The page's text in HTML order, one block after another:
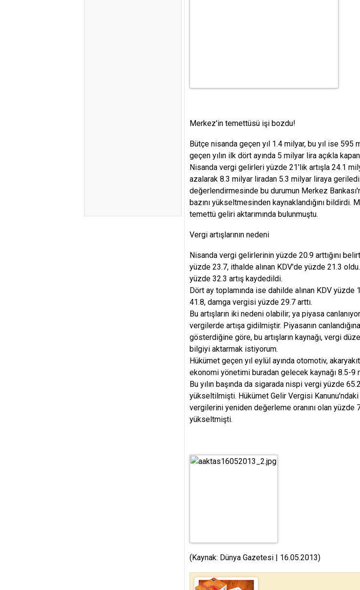
Merkez'in temettüsü işi bozdu!
Bütçe nisanda geçen yıl 1.4 milyar, bu yıl ise
geçen yılın ilk dört ayında 5 milyar lira açıkla
Nisanda vergi gelirleri yüzde 21'lik artışla 24.1
azalarak 8.3 milyar liradan 5.3 milyar liraya
değerlendirmesinde bu durumun Merkez
bazını yükseltmesinden kaynaklandığını bildirdi.
temettü geliri aktarımında bulunmuştu.
Vergi artışlarının nedeni
Nisanda vergi gelirlerinin yüzde 20.9 arttığını
yüzde 23.7, ithalde alınan KDV'de yüzde 21.3
yüzde 32.3 artış kaydedildi.
Dört ay toplamında ise dahilde alınan KDV yüzde
41.8, damga vergisi yüzde 29.7 arttı.
Bu artışların iki nedeni olabilir; ya piyasa
vergilerde artışa gidilmiştir. Piyasanın
gösterdiğine göre, bu artışların kaynağı, vergi
bilgiyi aktarmak istiyorum.
Hükümet geçen yıl eylül ayında otomotiv,
ekonomi yönetimi buradan gelecek kaynağı 8.5-9
Bu yılın başında da sigarada nispi vergi yüzde
yükseltilmişti. Hükümet Gelir Vergisi Kanunu'ndaki
vergilerini yeniden değerleme oranını olan yüzde
yükseltmişti.
(Kaynak: Dünya Gazetesi | 16.05.2013)